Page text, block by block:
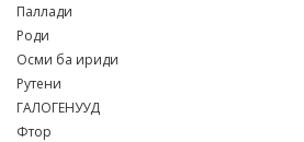
Паллади
Роди
Осми ба ириди
Рутени
ГАЛОГЕНУУД
Фтор